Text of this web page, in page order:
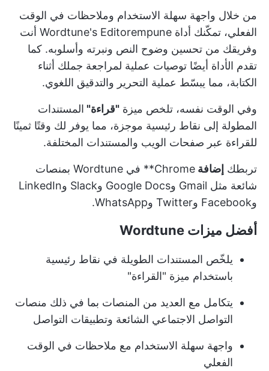
من خلال واجهة سهلة الاستخدام وملاحظات في الوقت
الفعلي، تمكّنك أداة Wordtune's Editorempune أنت
وفريقك من تحسين وضوح النص ونبرته وأسلوبه. كما
تقدم الأداة أيضًا توصيات عملية لمراجعة جملك أثناء
الكتابة، مما يبسّط عملية التحرير والتدقيق اللغوي.
وفي الوقت نفسه، تلخص ميزة "قراءة" المستندات
المطولة إلى نقاط رئيسية موجزة، مما يوفر لك وقتًا ثمينًا
للقراءة عبر صفحات الويب والمستندات المختلفة.
تربطك إضافة
Chrome** في Wordtune بمنصات
شائعة مثل Gmail وGoogle Docs وSlack وLinkedIn
وFacebook وTwitter وWhatsApp.
أفضل ميزات Wordtune
يلخّص المستندات الطويلة في نقاط رئيسية
باستخدام ميزة "القراءة"
يتكامل مع العديد من المنصات بما في ذلك منصات
التواصل الاجتماعي الشائعة وتطبيقات التواصل
واجهة سهلة الاستخدام مع ملاحظات في الوقت
الفعلي